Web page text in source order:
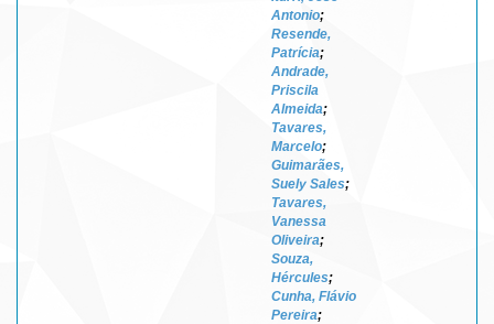
Antonio;
Resende,
Patrícia;
Andrade,
Priscila
Almeida;
Tavares,
Marcelo;
Guimarães,
Suely Sales;
Tavares,
Vanessa
Oliveira;
Souza,
Hércules;
Cunha, Flávio
Pereira;